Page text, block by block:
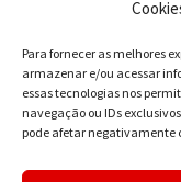
Para fornecer as melhores
armazenar e/ou acessar
essas tecnologias nos
navegação ou IDs
pode afetar negativamente
Contato